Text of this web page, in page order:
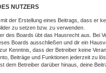
NUTZERS
der Erstellung eines Beitrags, dass er
zu setzen bzw. zu verwenden.
des Boards übt das Hausrecht aus. Bei
Boards ausschließen und dir ein
Kenntnis, dass der Betreiber keine
Beiträge und Funktionen jederzeit zu
dem Betreiber darüber hinaus, deine